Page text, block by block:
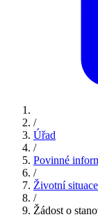
/
Úřad
/
Povinné
/
Životní situace
/
Žádost o